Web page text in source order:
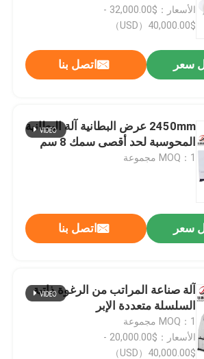
الأسعار：$32,000.00 -
$40,000.00（USD）
سعر اتصل بنا
2450mm عرض البطانية آلة البطانية
المحوسبة لحد أقصى سمك 8 سم
MOQ：1 مجموعة
سعر اتصل بنا
آلة صناعة المراتب من الرغوة ذاتية
السلسلة متعددة الإبر
MOQ：1 مجموعة
الأسعار：$20,000.00 -
$40,000.00（USD）